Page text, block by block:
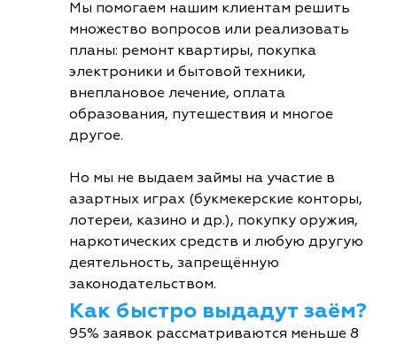
Мы помогаем нашим клиентам решить
множество вопросов или реализовать
планы: ремонт квартиры, покупка
электроники и бытовой техники,
внеплановое лечение, оплата
образования, путешествия и многое
другое.
Но мы не выдаем займы на участие в
азартных играх (букмекерские конторы,
лотереи, казино и др.), покупку оружия,
наркотических средств и любую другую
деятельность, запрещённую
законодательством.
Как быстро выдадут заём?
95% заявок рассматриваются меньше 8